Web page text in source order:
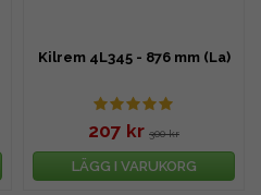
Kilrem 4L345 - 876 mm (La)
207 kr 300 kr
LÄGG I VARUKORG